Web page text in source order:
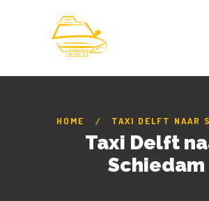
HOME TAXI DELFT NAAR
Taxi Delft
Schiedam